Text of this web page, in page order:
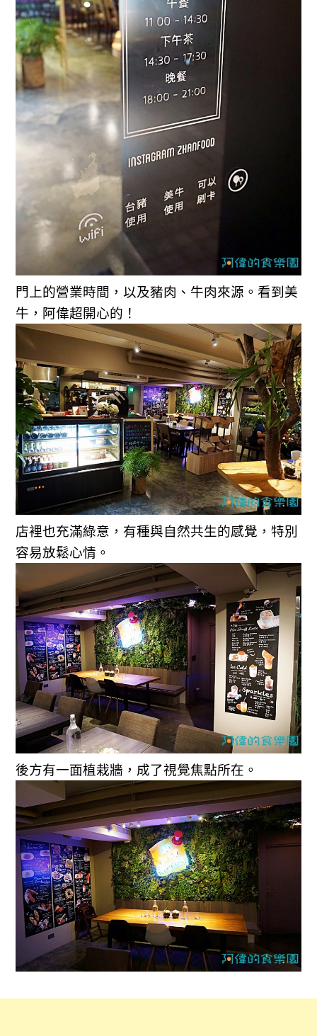
門上的營業時間，以及豬肉、牛肉來源。看到美
牛，阿偉超開心的！
店裡也充滿綠意，有種與自然共生的感覺，特別
容易放鬆心情。
後方有一面植栽牆，成了視覺焦點所在。